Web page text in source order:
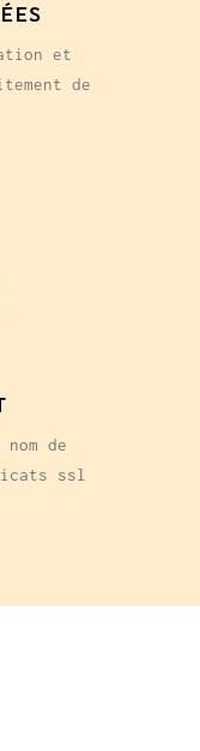
et
de
de
ssl